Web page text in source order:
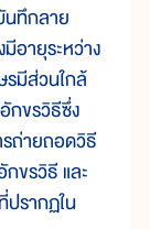
ทึกลาย
อายุระหว่าง
มีส่วนใกล้
กขรวิธีซึ่ง
ถ่ายถอดวิธี
ขรวิธี และ
ปรากฏใน